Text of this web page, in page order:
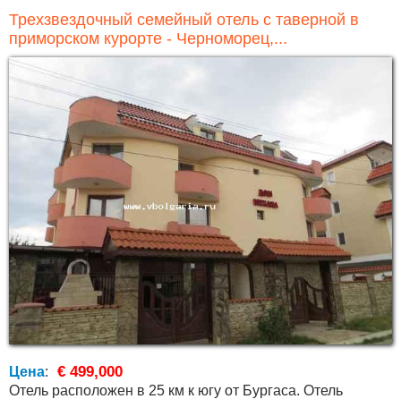
Трехзвездочный семейный отель с таверной в
приморском курорте - Черноморец,...
Цена: € 499,000
Отель расположен в 25 км к югу от Бургаса. Отель